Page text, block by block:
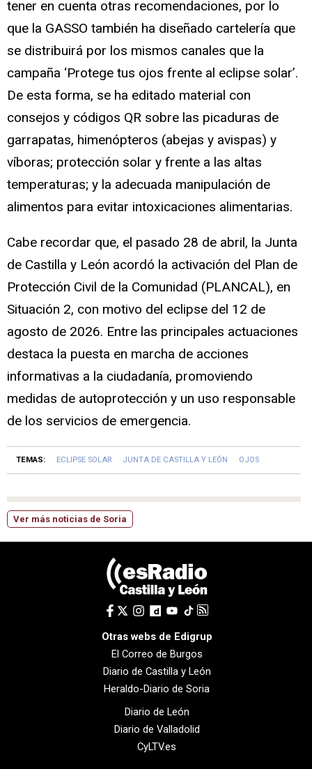
tener en cuenta otras recomendaciones, por lo
que la GASSO también ha diseñado cartelería que
se distribuirá por los mismos canales que la
campaña ‘Protege tus ojos frente al eclipse solar’.
De esta forma, se ha editado material con
consejos y códigos QR sobre las picaduras de
garrapatas, himenópteros (abejas y avispas) y
víboras; protección solar y frente a las altas
temperaturas; y la adecuada manipulación de
alimentos para evitar intoxicaciones alimentarias.
Cabe recordar que, el pasado 28 de abril, la Junta
de Castilla y León acordó la activación del Plan de
Protección Civil de la Comunidad (PLANCAL), en
Situación 2, con motivo del eclipse del 12 de
agosto de 2026. Entre las principales actuaciones
destaca la puesta en marcha de acciones
informativas a la ciudadanía, promoviendo
medidas de autoprotección y un uso responsable
de los servicios de emergencia.
TEMAS: ECLIPSE SOLAR JUNTA DE CASTILLA Y LEÓN OJOS
Ver más noticias de Soria
Otras webs de Edigrup
El Correo de Burgos
Diario de Castilla y León
Heraldo-Diario de Soria
Diario de León
Diario de Valladolid
CyLTV.es